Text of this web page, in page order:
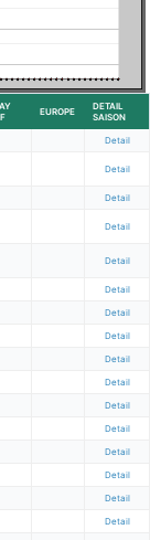
EUROPE
DETAIL
SAISON
Detail
Detail
Detail
Detail
Detail
Detail
Detail
Detail
Detail
Detail
Detail
Detail
Detail
Detail
Detail
Detail